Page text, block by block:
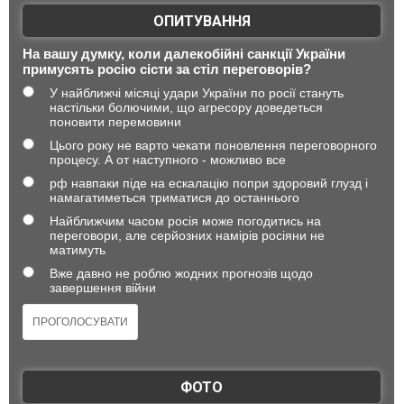
ОПИТУВАННЯ
На вашу думку, коли далекобійні санкції України
примусять росію сісти за стіл переговорів?
У найближчі місяці удари України по росії стануть
настільки болючими, що агресору доведеться
поновити перемовини
Цього року не варто чекати поновлення переговорного
процесу. А от наступного - можливо все
рф навпаки піде на ескалацію попри здоровий глузд і
намагатиметься триматися до останнього
Найближчим часом росія може погодитись на
переговори, але серйозних намірів росіяни не
матимуть
Вже давно не роблю жодних прогнозів щодо
завершення війни
ФОТО